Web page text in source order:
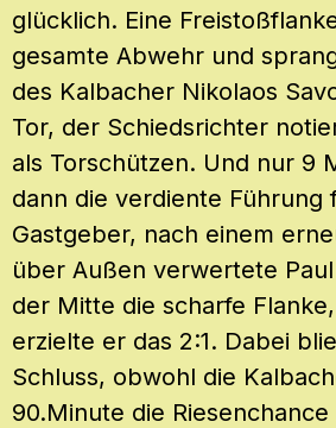
glücklich. Eine
gesamte Abwehr und
des Kalbacher Nikolaos
Tor, der Schiedsrichter
als Torschützen. Und nur 9
dann die verdiente Führung
Gastgeber, nach einem
über Außen verwertete
der Mitte die scharfe
erzielte er das 2:1. Dabei
Schluss, obwohl die
90.Minute die